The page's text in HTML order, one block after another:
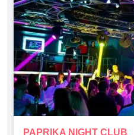
PAPRIKA NIGHT CLUB